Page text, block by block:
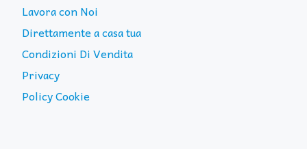
Lavora con Noi
Direttamente a casa tua
Condizioni Di Vendita
Privacy
Policy Cookie